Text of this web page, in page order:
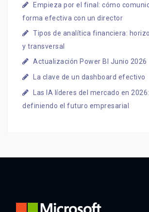
Empieza por el final: cómo
forma efectiva con un director
Tipos de analítica financiera:
y transversal
Actualización Power BI Junio 2026
La clave de un dashboard efectivo
Las IA líderes del mercado en
definiendo el futuro empresarial